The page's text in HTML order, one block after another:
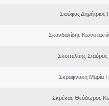
Σιούφας Δημήτριος
Σκανδαλίδης
Σκοπελίτης
Σκραφνάκη Μαρία
Σκρέκας Θεόδωρος